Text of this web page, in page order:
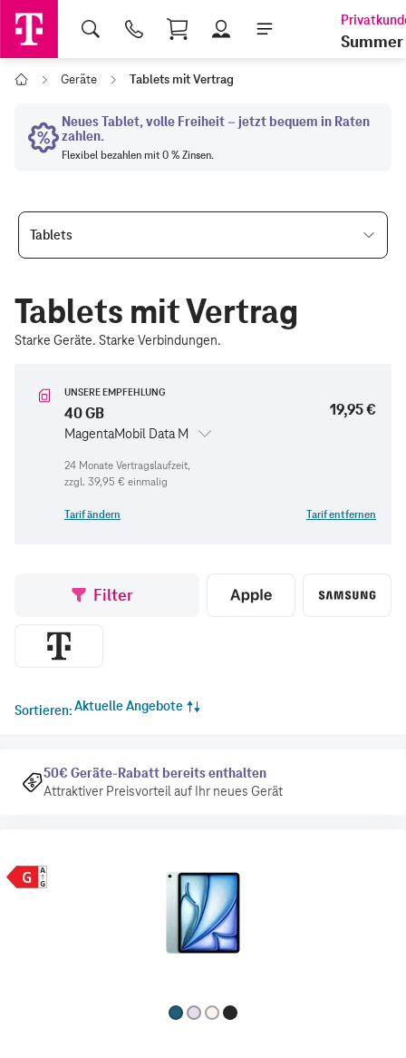
Shopping Cart
Summer
Home Geräte Tablets mit Vertrag
Tablets
Tablets mit Vertrag
Starke Geräte. Starke Verbindungen.
UNSERE EMPFEHLUNG
40 GB
MagentaMobil Data M
19,95 €
zzgl. 39,95 € einmalig
Tarif ändern Tarif entfernen
Filter
Sortieren Aktuelle Angebote
50€ Geräte-Rabatt bereits enthalten
Attraktiver Preisvorteil auf Ihr neues Gerät